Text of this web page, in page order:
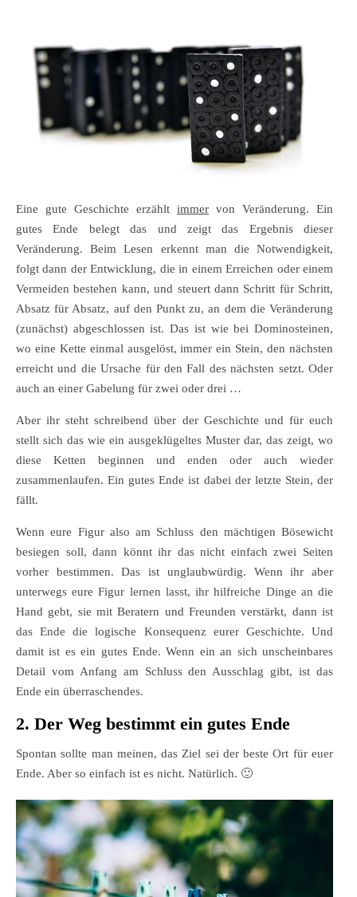
Eine gute Geschichte erzählt immer von Veränderung. Ein
gutes Ende belegt das und zeigt das Ergebnis dieser
Veränderung. Beim Lesen erkennt man die Notwendigkeit,
folgt dann der Entwicklung, die in einem Erreichen oder einem
Vermeiden bestehen kann, und steuert dann Schritt für Schritt,
Absatz für Absatz, auf den Punkt zu, an dem die Veränderung
(zunächst) abgeschlossen ist. Das ist wie bei Dominosteinen,
wo eine Kette einmal ausgelöst, immer ein Stein, den nächsten
erreicht und die Ursache für den Fall des nächsten setzt. Oder
auch an einer Gabelung für zwei oder drei …
Aber ihr steht schreibend über der Geschichte und für euch
stellt sich das wie ein ausgeklügeltes Muster dar, das zeigt, wo
diese Ketten beginnen und enden oder auch wieder
zusammenlaufen. Ein gutes Ende ist dabei der letzte Stein, der
fällt.
Wenn eure Figur also am Schluss den mächtigen Bösewicht
besiegen soll, dann könnt ihr das nicht einfach zwei Seiten
vorher bestimmen. Das ist unglaubwürdig. Wenn ihr aber
unterwegs eure Figur lernen lasst, ihr hilfreiche Dinge an die
Hand gebt, sie mit Beratern und Freunden verstärkt, dann ist
das Ende die logische Konsequenz eurer Geschichte. Und
damit ist es ein gutes Ende. Wenn ein an sich unscheinbares
Detail vom Anfang am Schluss den Ausschlag gibt, ist das
Ende ein überraschendes.
2. Der Weg bestimmt ein gutes Ende
Spontan sollte man meinen, das Ziel sei der beste Ort für euer
Ende. Aber so einfach ist es nicht. Natürlich. 🙂